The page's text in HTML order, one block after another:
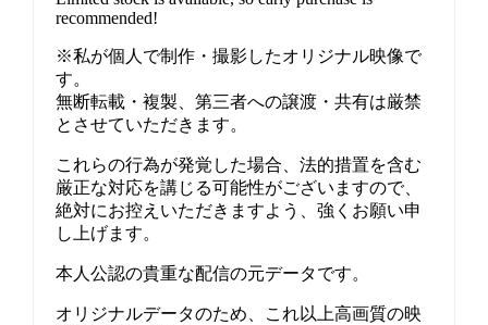
recommended!
※私が個人で制作・撮影したオリジナル映像で
す。
無断転載・複製、第三者への譲渡・共有は厳禁
とさせていただきます。
これらの行為が発覚した場合、法的措置を含む
厳正な対応を講じる可能性がございますので、
絶対にお控えいただきますよう、強くお願い申
し上げます。
本人公認の貴重な配信の元データです。
オリジナルデータのため、これ以上高画質の映